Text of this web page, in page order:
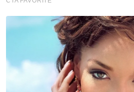
BISNES
Sembilan
diolah jadi
terhad Inside
BISNES